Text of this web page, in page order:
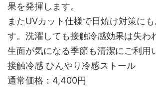
果を発揮します。
またUVカット仕様で日焼け対策に
す。洗濯しても接触冷感効果は失わ
生面が気になる季節も清潔にご利用
接触冷感 ひんやり冷感ストール
通常価格：4,400円